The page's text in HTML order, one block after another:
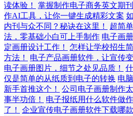
读体验！
掌握制作电子商务英文期
作AI工具，让你一键生成精彩文案
内刊与众不同？秘诀在这里！
超简
法，零基础小白可上手制作 电子画
定画册设计工作！
怎样让学校招生
方法！
电子产品画册软件，让宣传
电子画册图片，细节之处见品质！
仅是简单的从纸质到电子的转换 电
新手首推这个！
公司电子画册制作
事半功倍！
电子报纸用什么软件做
了！
企业宣传电子画册软件下载哪